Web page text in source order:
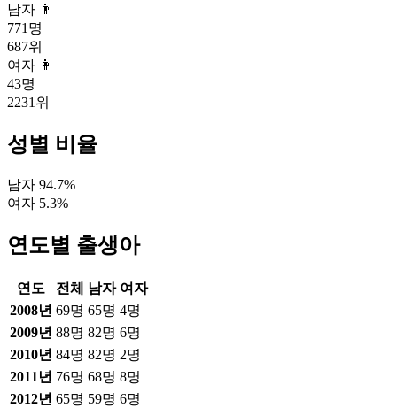
남자 👨
771 명
687위
여자 👩
43명
2231 위
성별 비율
남자 94.7%
여자 5.3%
연도별 출생아
연도 전체 남자 여자
2008년 69명 65명 4명
2009년 88명 82명 6명
2010년 84명 82명 2명
2011 년 76명 68명 8명
2012년 65명 59명 6명